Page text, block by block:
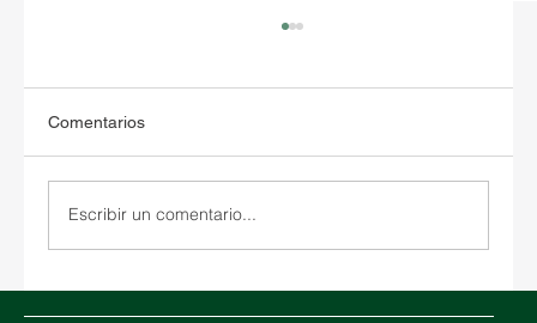
Comentarios
Escribir un comentario...